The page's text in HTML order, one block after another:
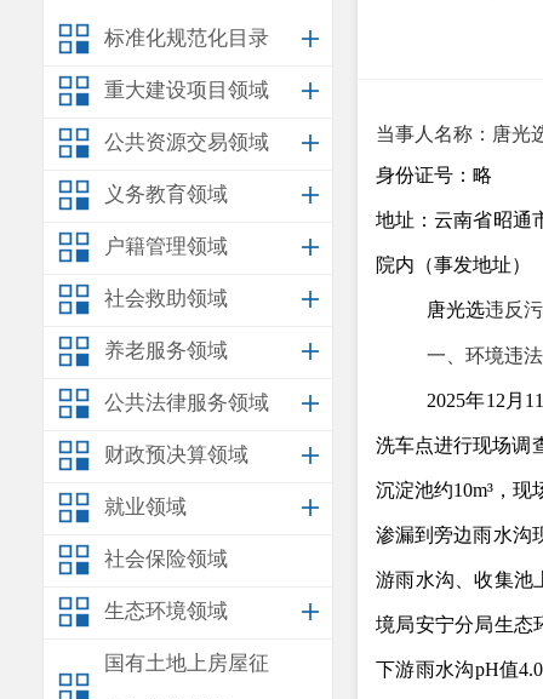
标准化规范化目录
重大建设项目领域
公共资源交易领域
义务教育领域
户籍管理领域
社会救助领域
养老服务领域
公共法律服务领域
财政预决算领域
就业领域
社会保险领域
生态环境领域
国有土地上房屋征
当事人名称：唐光
身份证号： 略
地址：云南省昭通
院内（事发地址）
唐光选违反
一、环境违
2025年12 月 11
洗车点进行现场调
沉淀池约10m³ ，
渗漏到旁边雨水沟
游雨水沟、收集池
境局安宁分局生态
下游雨水沟pH值4.0